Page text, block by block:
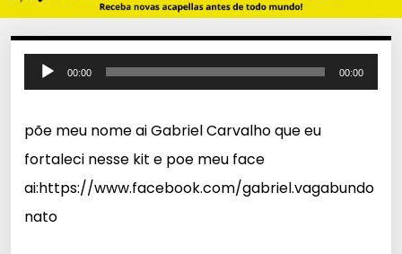
o
a
d
o
r
00:00 00:00
põe meu nome ai Gabriel Carvalho que eu
fortaleci nesse kit e poe meu face
ai:https://www.facebook.com/gabriel.vagabundo
nato